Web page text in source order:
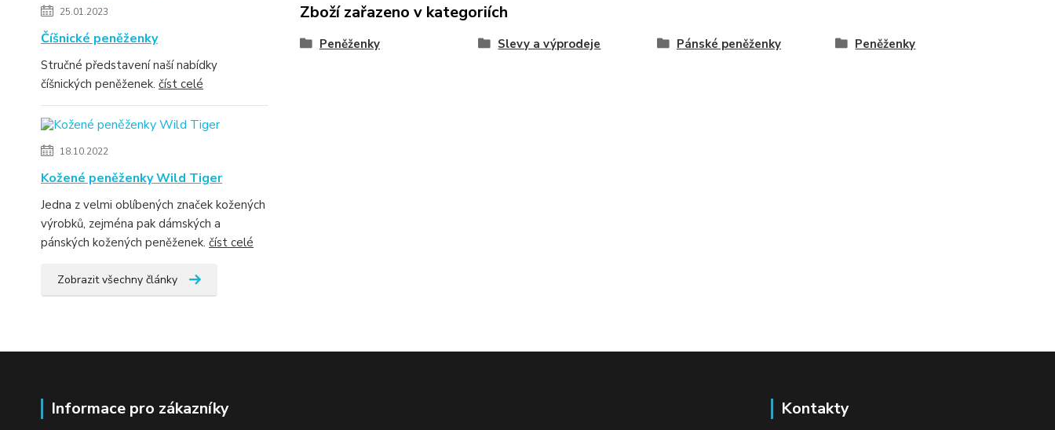
25.01.2023
Číšnické peněženky
Stručné představení naší nabídky
číšnických peněženek. číst celé
18.10.2022
Kožené peněženky Wild Tiger
Jedna z velmi oblíbených značek kožených
výrobků, zejména pak dámských a
pánských kožených peněženek. číst celé
Zobrazit všechny články
Zboží zařazeno v kategoriích
Peněženky Slevy a výprodeje Pánské peněženky Peněženky
Informace pro zákazníky Kontakty